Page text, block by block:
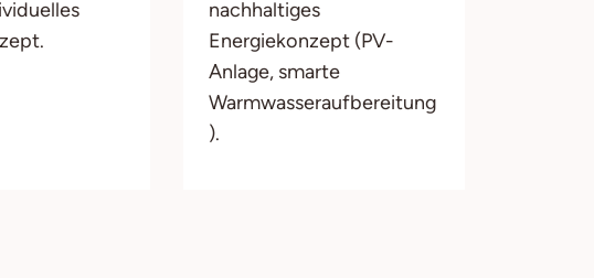
nachhaltiges
Energiekonzept (PV-
Anlage, smarte
Warmwasseraufbereitung
).